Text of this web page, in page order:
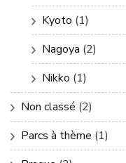
Kyoto (1)
Nagoya (2)
Nikko (1)
Non classé (2)
Parcs à thème (1)